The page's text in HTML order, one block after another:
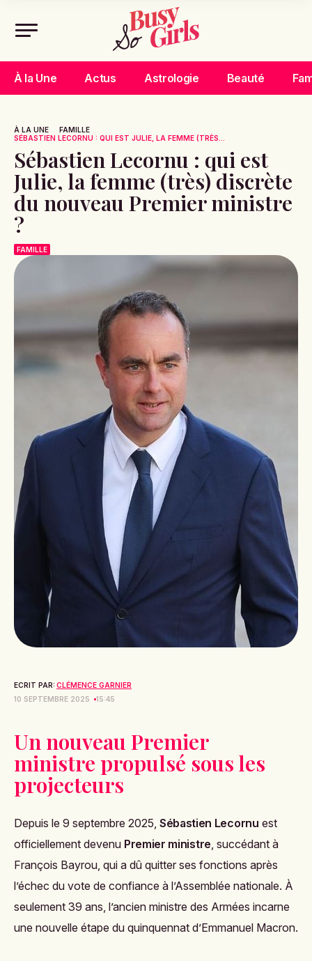
À la Une Actus Astrologie Beauté
À LA UNE
FAMILLE
SÉBASTIEN LECORNU : QUI EST JULIE, LA FEMME (TRÈS...
Sébastien Lecornu : qui est
Julie, la femme (très) discrète
du nouveau Premier ministre
?
FAMILLE
ECRIT PAR: CLÉMENCE GARNIER
10 SEPTEMBRE 2025
15:45
Un nouveau Premier
ministre propulsé sous les
projecteurs
Depuis le 9 septembre 2025, Sébastien Lecornu est
officiellement devenu Premier ministre, succédant à
François Bayrou, qui a dû quitter ses fonctions après
l’échec du vote de confiance à l’Assemblée nationale. À
seulement 39 ans, l’ancien ministre des Armées incarne
une nouvelle étape du quinquennat d’Emmanuel Macron.